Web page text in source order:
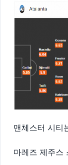
맨체스터 시티
마레즈 제주스